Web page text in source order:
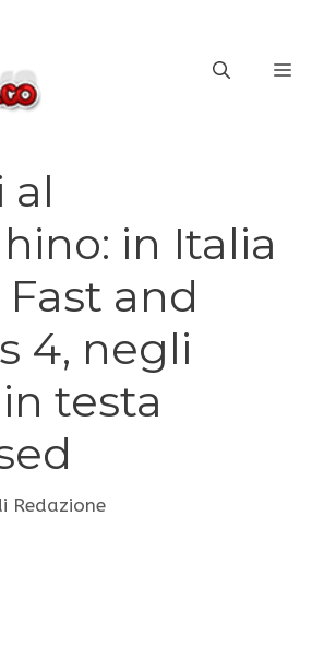
al
in Italia
and
4, negli
testa
Redazione